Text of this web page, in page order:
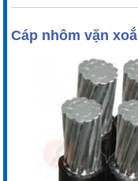
Cáp nhôm vặn